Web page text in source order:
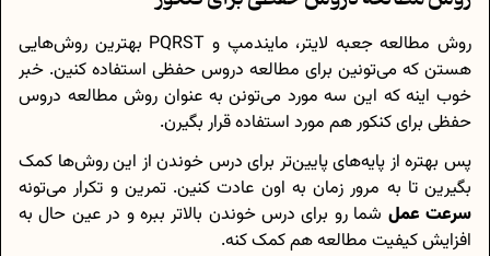
روش مطالعه جعبه لایتر، مایندمپ و PQRST بهترین روش‌هایی
هستن که می‌تونین برای مطالعه دروس حفظی استفاده کنین. خبر
خوب اینه که این سه مورد می‌تونن به عنوان روش مطالعه دروس
حفظی برای کنکور هم مورد استفاده قرار بگیرن.
پس بهتره از پایه‌های پایین‌تر برای درس خوندن از این روش‌ها کمک
بگیرین تا به مرور زمان به اون عادت کنین. تمرین و تکرار می‌تونه
سرعت عمل شما رو برای درس خوندن بالاتر ببره و در عین حال به
افزایش کیفیت مطالعه هم کمک کنه.